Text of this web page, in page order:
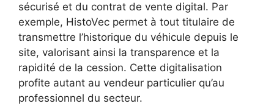
sécurisé et du contrat de vente digital. Par
exemple, HistoVec permet à tout titulaire de
transmettre l’historique du véhicule depuis le
site, valorisant ainsi la transparence et la
rapidité de la cession. Cette digitalisation
profite autant au vendeur particulier qu’au
professionnel du secteur.